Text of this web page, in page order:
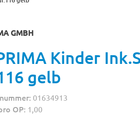
GMBH
Kinder
gelb
01634913
OP: 1,00